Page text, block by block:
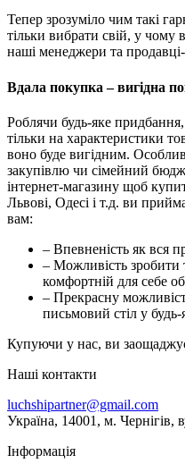
Тепер зрозуміло чим такі
тільки вибрати свій, у чому
наші менеджери та
Вдала покупка – вигідна
Роблячи будь-яке придбання,
тільки на характеристики
воно буде вигідним.
закупівлю чи сімейний
інтернет-магазину щоб
Львові, Одесі і т.д. ви
вам:
– Впевненість як вся
– Можливість зробити
комфортній для себе
– Прекрасну
письмовий стіл у будь-
Купуючи у нас, ви
Наші контакти
luchshipartner@gmail.com
Українa, 14001, м. Чернігів,
Інформація